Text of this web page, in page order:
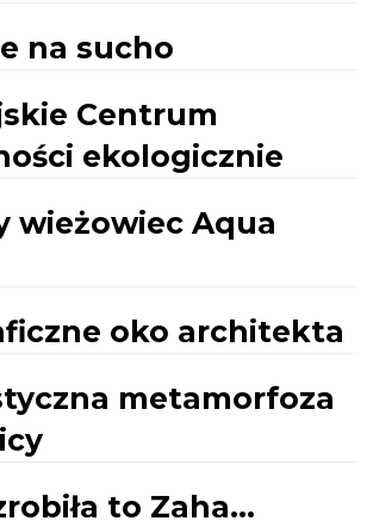
na sucho
Centrum
ekologicznie
wieżowiec Aqua
oko architekta
metamorfoza
to Zaha...